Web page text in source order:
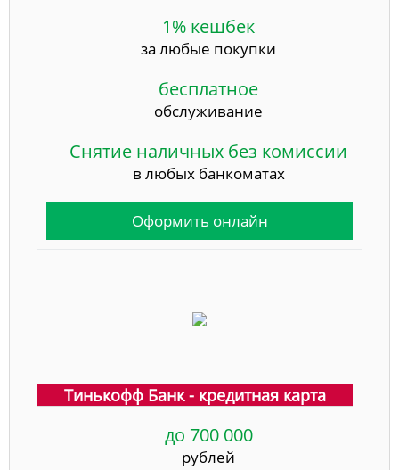
1% кешбек
за любые покупки
бесплатное
обслуживание
Снятие наличных без комиссии
в любых банкоматах
Оформить онлайн
Тинькофф Банк - кредитная карта
до 700 000
рублей